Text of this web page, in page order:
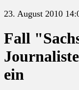
23. August 2010
Fall
ein